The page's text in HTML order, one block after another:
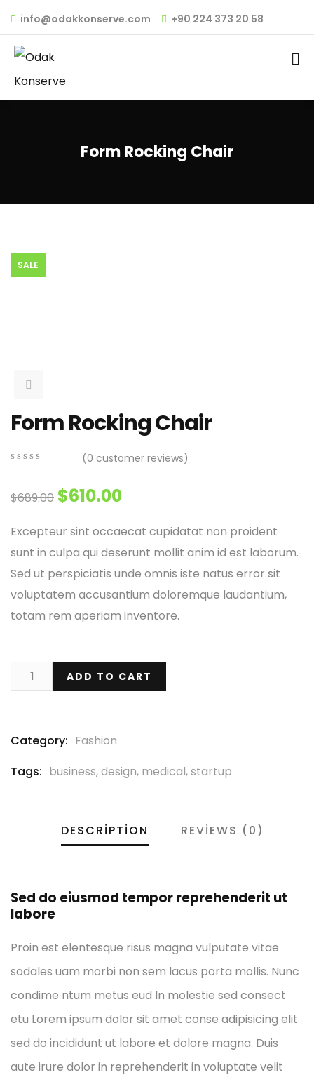
info@odakkonserve.com +90 224 373 20 58
Form Rocking Chair
SALE
Form Rocking Chair
of
customer
ratings
(0 customer reviews)
$689.00 $610.00
Excepteur sint occaecat cupidatat non proident
sunt in culpa qui deserunt mollit anim id est laborum.
Sed ut perspiciatis unde omnis iste natus error sit
voluptatem accusantium doloremque laudantium,
totam rem aperiam inventore.
ADD TO CART
Category: Fashion
Tags: business,design, medical,startup
DESCRIPTION REVIEWS (0)
Sed do eiusmod tempor reprehenderit ut
labore
Proin est elentesque risus magna vulputate vitae
sodales uam morbi non sem lacus porta mollis. Nunc
condime ntum metus eud In molestie sed consect
etu Lorem ipsum dolor sit amet conse adipisicing elit
sed do incididunt ut labore et dolore magna. Duis
aute irure dolor in reprehenderit in voluptate velit